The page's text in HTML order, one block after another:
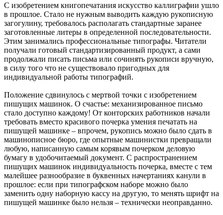
С изобретением книгопечатания искусство каллиграфии ушло
в прошлое. Стало не нужным выводить каждую рукописную
загогулину, требовалось располагать стандартные заранее
заготовленные литеры в определенной последовательности.
Этим занимались профессиональные типографы. Читатели
получали готовый стандартизированный продукт, а сами
продолжали писать письма или сочинять рукописи вручную,
в силу того что не существовало пригодных для
индивидуальной работы типографий.
Положение сдвинулось с мертвой точки с изобретением
пишущих машинок. О счастье: механизированное письмо
стало доступно каждому! От конторских работников начали
требовать вместо красивого почерка умения печатать на
пишущей машинке – впрочем, рукопись можно было сдать в
машинописное бюро, где опытные машинистки превращали
любую, написанную самым корявым почерком деловую
бумагу в удобочитаемый документ. С распространением
пишущих машинок индивидуальность почерка, вместе с тем
малейшее разнообразие в буквенных начертаниях канули в
прошлое: если при типографском наборе можно было
заменить одну наборную кассу на другую, то менять шрифт на
пишущей машинке было нельзя – технически неоправданно.